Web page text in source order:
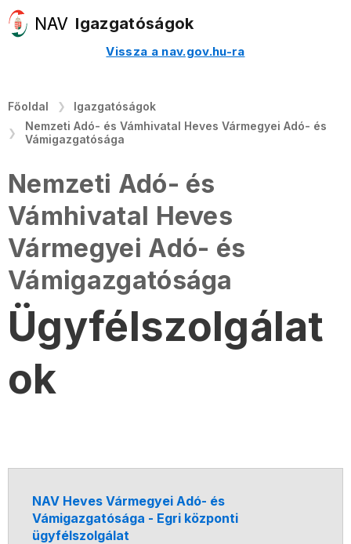
Igazgatóságok
Vissza a nav.gov.hu-ra
Főoldal
Igazgatóságok
Nemzeti Adó- és Vámhivatal Heves Vármegyei Adó- és
Vámigazgatósága
Nemzeti Adó- és
Vámhivatal Heves
Vármegyei Adó- és
Vámigazgatósága
Ügyfélszolgálat
ok
NAV Heves Vármegyei Adó- és
Vámigazgatósága - Egri központi
ügyfélszolgálat